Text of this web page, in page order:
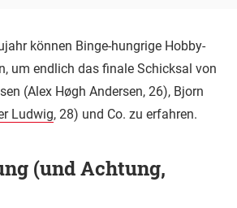
können Binge-hungrige Hobby-
um endlich das finale Schicksal von
(Alex Høgh Andersen, 26), Bjorn
Ludwig, 28) und Co. zu erfahren.
(und Achtung,